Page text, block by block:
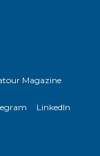
Magazine
LinkedIn